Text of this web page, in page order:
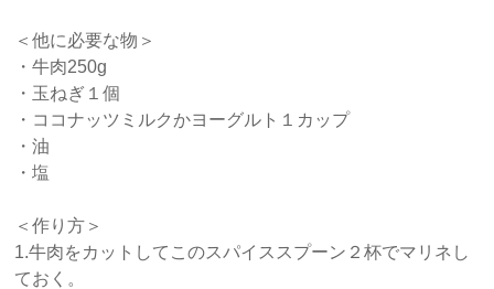
＜他に必要な物＞
・牛肉250g
・玉ねぎ１個
・ココナッツミルクかヨーグルト１カップ
・油
・塩
＜作り方＞
1.牛肉をカットしてこのスパイススプーン２杯でマリネし
ておく。